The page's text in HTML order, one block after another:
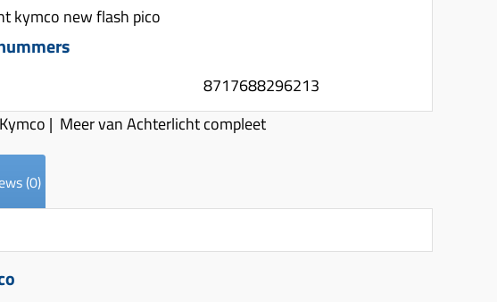
kymco new flash pico
8717688296213
| Meer van Achterlicht compleet
(0)